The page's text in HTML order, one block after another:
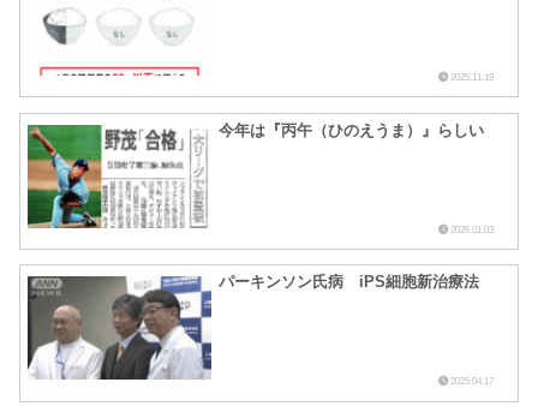
2025.11.19
今年は『丙午（ひのえうま）』らしい
2026.01.03
パーキンソン氏病 iPS細胞新治療法
2025.04.17